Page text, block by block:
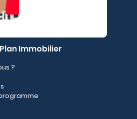
Immobilier
?